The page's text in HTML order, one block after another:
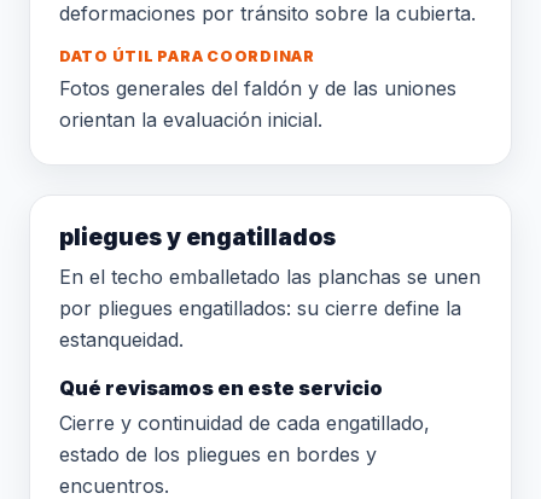
deformaciones por tránsito sobre la cubierta.
DATO ÚTIL PARA COORDINAR
Fotos generales del faldón y de las uniones
orientan la evaluación inicial.
pliegues y engatillados
En el techo emballetado las planchas se unen
por pliegues engatillados: su cierre define la
estanqueidad.
Qué revisamos en este servicio
Cierre y continuidad de cada engatillado,
estado de los pliegues en bordes y
encuentros.